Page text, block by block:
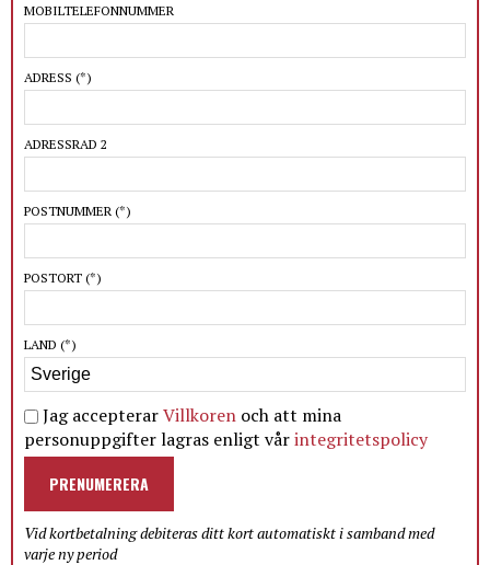
MOBILTELEFONNUMMER
ADRESS (*)
ADRESSRAD 2
POSTNUMMER (*)
POSTORT (*)
LAND (*)
Jag accepterarVillkoren och att mina
personuppgifter lagras enligt vårintegritetspolicy
PRENUMERERA
Vid kortbetalning debiteras ditt kort automatiskt i samband med
varje ny period